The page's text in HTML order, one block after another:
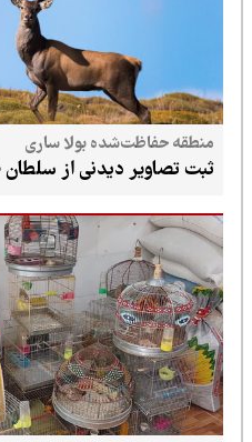
منطقه حفاظت‌شده بولا ساری
ثبت تصاویر دیدنی از سلطان